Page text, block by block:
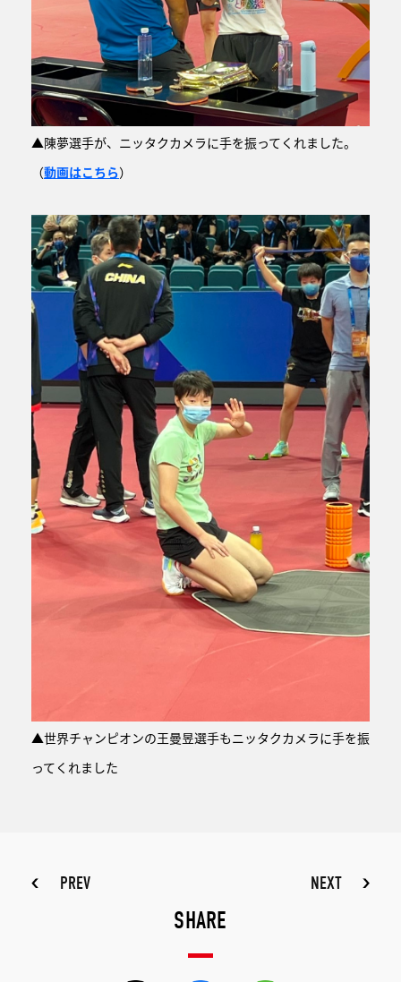
▲陳夢選手が、ニッタクカメラに手を振ってくれました。
（動画はこちら）
▲世界チャンピオンの王曼昱選手もニッタクカメラに手を振
ってくれました
PREV NEXT
SHARE